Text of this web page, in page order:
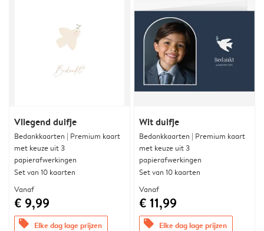
Vliegend duifje
Bedankkaarten | Premium kaart
met keuze uit 3
papierafwerkingen
Set van 10 kaarten
Vanaf
€ 9,99
offers Elke dag lage prijzen
Wit duifje
Bedankkaarten | Premium kaart
met keuze uit 3
papierafwerkingen
Set van 10 kaarten
Vanaf
€ 11,99
offers Elke dag lage prijzen